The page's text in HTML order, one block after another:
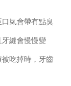
氣會帶有點臭
縫會慢慢變
吃掉時，牙齒